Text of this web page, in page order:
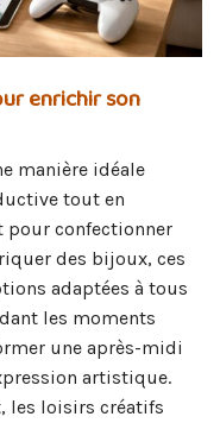
enrichir son
manière idéale
tout en
pour confectionner
des bijoux, ces
adaptées à tous
les moments
une après-midi
artistique.
les loisirs créatifs